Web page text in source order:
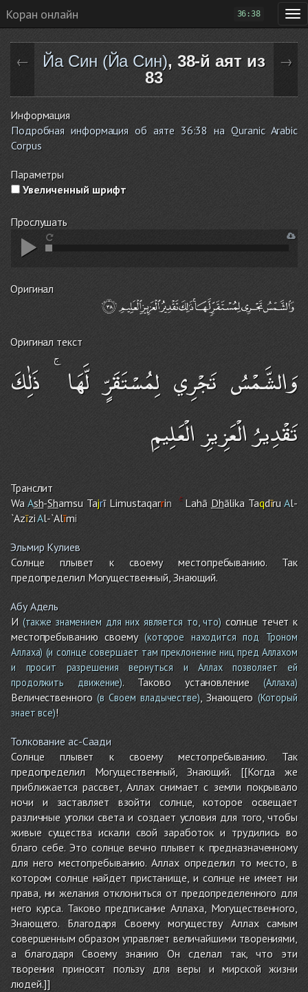
Коран онлайн 36:38
← Йа Син (Йа Син), 38-й аят из
83
→
Информация
Подробная информация об аяте 36:38 на Quranic Arabic
Corpus
Параметры
Увеличенный шрифт
Прослушать
Оригинал
Оригинал текст
وَالشَّمْسُ تَجْرِي لِمُسْتَقَرٍّ لَّهَا ۚ ذَٰلِكَ
تَقْدِيرُ الْعَزِيزِ الْعَلِيمِ
Транслит
WaAsh-Shamsu Tajrī Limustaqarrin Lahā Dhālika Taqdīru Al-
`AzīziAl-`Alīmi
Эльмир Кулиев
Солнце плывет к своему местопребыванию. Так
предопределил Могущественный, Знающий.
Абу Адель
И(также знамением для них является то, что)солнце течет к
местопребыванию своему(которое находится под Троном
Аллаха) (и солнце совершает там преклонение ниц пред Аллахом
и просит разрешения вернуться и Аллах позволяет ей
продолжить движение). Таково установление(Аллаха)
Величественного(в Своем владычестве), Знающего (Который
знает все)!
Толкование ас-Саади
Солнце плывет к своему местопребыванию. Так
предопределил Могущественный, Знающий. [[Когда же
приближается рассвет, Аллах снимает с земли покрывало
ночи и заставляет взойти солнце, которое освещает
различные уголки света и создает условия для того, чтобы
живые существа искали свой заработок и трудились во
благо себе. Это солнце вечно плывет к предназначенному
для него местопребыванию. Аллах определил то место, в
котором солнце найдет пристанище, и солнце не имеет ни
права, ни желания отклониться от предопределенного для
него курса. Таково предписание Аллаха, Могущественного,
Знающего. Благодаря Своему могуществу Аллах самым
совершенным образом управляет величайшими творениями,
а благодаря Своему знанию Он сделал так, что эти
творения приносят пользу для веры и мирской жизни
людей.]]